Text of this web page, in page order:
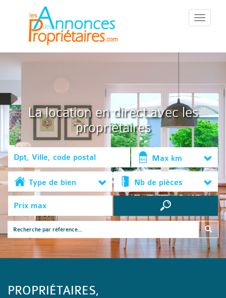
::Menu::
La location en direct avec les
propriétaires
Max km
Type de bien Nb de pièces
PROPRIÉTAIRES,